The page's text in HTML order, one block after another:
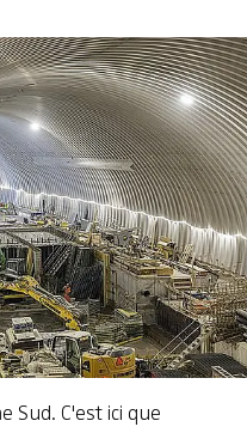
Sud. C'est ici que